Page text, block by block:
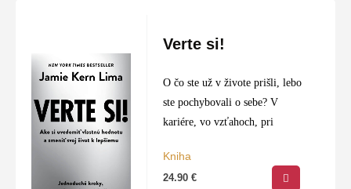
Verte si!
O čo ste už v živote prišli, lebo
ste pochybovali o sebe? V
kariére, vo vzťahoch, pri
Kniha
24.90€